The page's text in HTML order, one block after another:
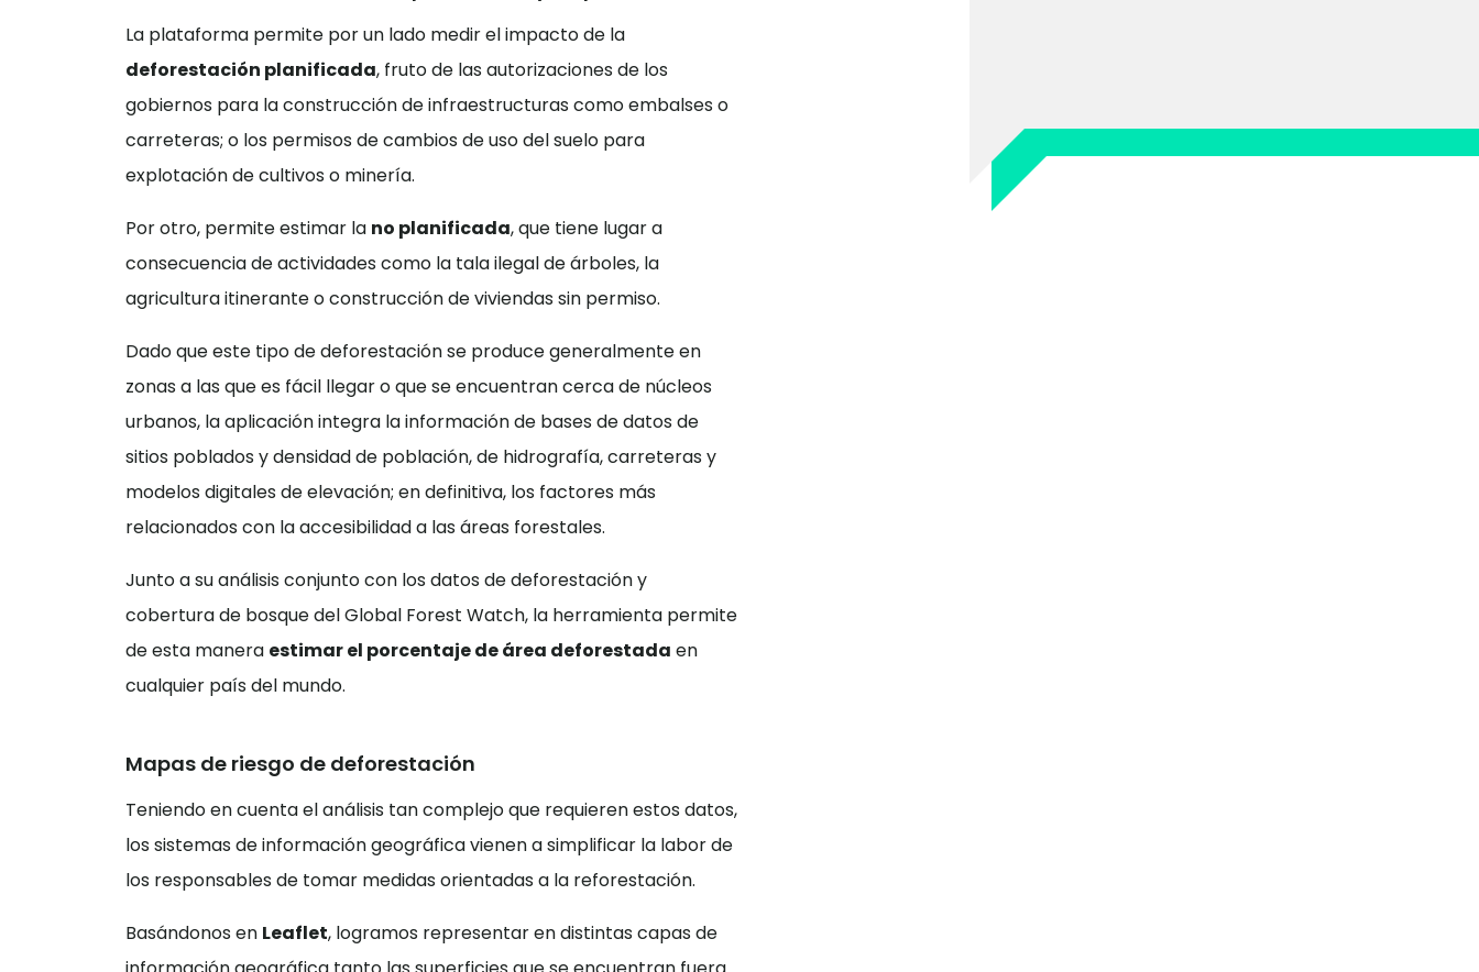
La plataforma permite por un lado medir el impacto de la
deforestación planificada, fruto de las autorizaciones de los
gobiernos para la construcción de infraestructuras como embalses o
carreteras; o los permisos de cambios de uso del suelo para
explotación de cultivos o minería.
Por otro, permite estimar la no planificada, que tiene lugar a
consecuencia de actividades como la tala ilegal de árboles, la
agricultura itinerante o construcción de viviendas sin permiso.
Dado que este tipo de deforestación se produce generalmente en
zonas a las que es fácil llegar o que se encuentran cerca de núcleos
urbanos, la aplicación integra la información de bases de datos de
sitios poblados y densidad de población, de hidrografía, carreteras y
modelos digitales de elevación; en definitiva, los factores más
relacionados con la accesibilidad a las áreas forestales.
Junto a su análisis conjunto con los datos de deforestación y
cobertura de bosque del Global Forest Watch, la herramienta permite
de esta manera estimar el porcentaje de área deforestada en
cualquier país del mundo.
Mapas de riesgo de deforestación
Teniendo en cuenta el análisis tan complejo que requieren estos datos,
los sistemas de información geográfica vienen a simplificar la labor de
los responsables de tomar medidas orientadas a la reforestación.
Basándonos en Leaflet, logramos representar en distintas capas de